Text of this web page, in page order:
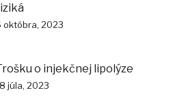
októbra, 2023
o injekčnej lipolýze
júla, 2023